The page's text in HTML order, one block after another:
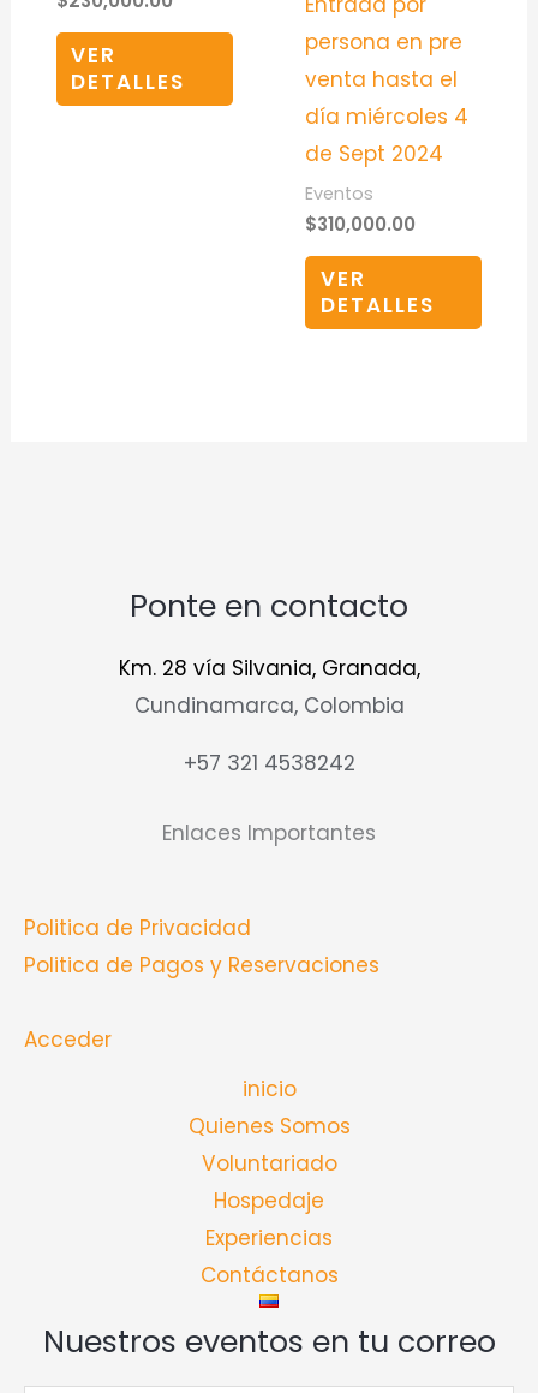
VER
DETALLES
persona en pre
venta hasta el
día miércoles 4
de Sept 2024
Eventos
$310,000.00
VER
DETALLES
Ponte en contacto
Km. 28 vía Silvania, Granada,
Cundinamarca, Colombia
+57 321 4538242
Enlaces Importantes
Politica de Privacidad
Politica de Pagos y Reservaciones
Acceder
inicio
Quienes Somos
Voluntariado
Hospedaje
Experiencias
Contáctanos
Nuestros eventos en tu correo